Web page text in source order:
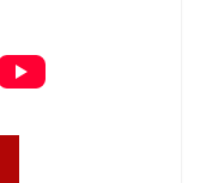
кВт - R2 (Servo)